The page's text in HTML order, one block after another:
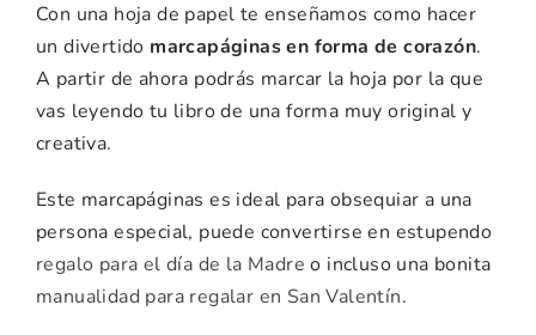
Con una hoja de papel te enseñamos como hacer
un divertido marcapáginas en forma de corazón.
A partir de ahora podrás marcar la hoja por la que
vas leyendo tu libro de una forma muy original y
creativa.
Este marcapáginas es ideal para obsequiar a una
persona especial, puede convertirse en estupendo
regalo para el día de la Madre o incluso una bonita
manualidad para regalar en San Valentín.